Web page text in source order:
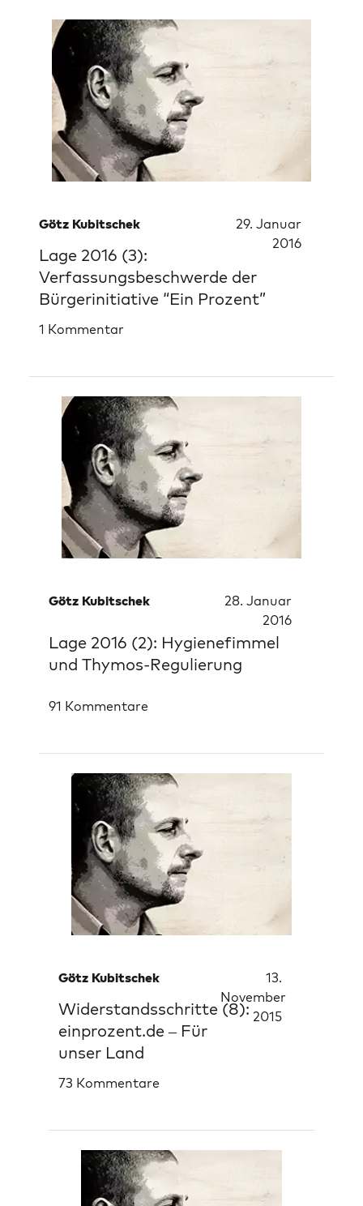
Götz Kubitschek
29. Januar
2016
Lage 2016 (3):
Verfassungsbeschwerde der
Bürgerinitiative “Ein Prozent”
1 Kommentar
Götz Kubitschek
28. Januar
2016
Lage 2016 (2): Hygienefimmel
und Thymos-Regulierung
91 Kommentare
Götz Kubitschek
13.
November
2015
Widerstandsschritte (8):
einprozent.de – Für
unser Land
73 Kommentare